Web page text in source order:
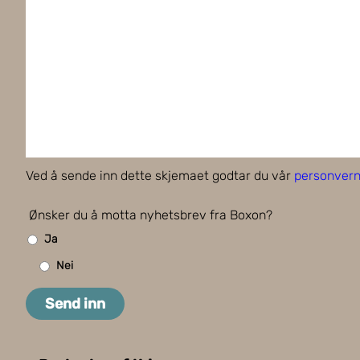
Ved å sende inn dette skjemaet godtar du vår
Ønsker du å motta nyhetsbrev fra Boxon?
Ja
Nei
Send inn